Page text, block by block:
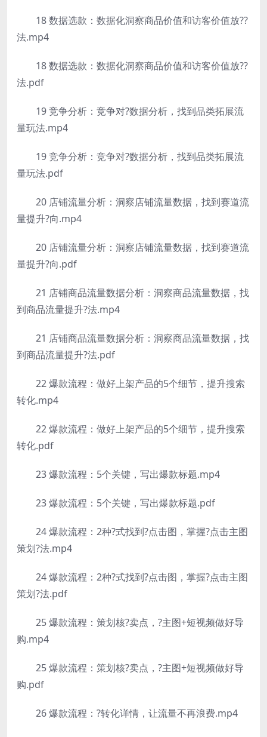
18 数据选款：数据化洞察商品价值和访客价值放??
法.mp4
18 数据选款：数据化洞察商品价值和访客价值放??
法.pdf
19 竞争分析：竞争对?数据分析，找到品类拓展流
量玩法.mp4
19 竞争分析：竞争对?数据分析，找到品类拓展流
量玩法.pdf
20 店铺流量分析：洞察店铺流量数据，找到赛道流
量提升?向.mp4
20 店铺流量分析：洞察店铺流量数据，找到赛道流
量提升?向.pdf
21 店铺商品流量数据分析：洞察商品流量数据，找
到商品流量提升?法.mp4
21 店铺商品流量数据分析：洞察商品流量数据，找
到商品流量提升?法.pdf
22 爆款流程：做好上架产品的5个细节，提升搜索
转化.mp4
22 爆款流程：做好上架产品的5个细节，提升搜索
转化.pdf
23 爆款流程：5个关键，写出爆款标题.mp4
23 爆款流程：5个关键，写出爆款标题.pdf
24 爆款流程：2种?式找到?点击图，掌握?点击主图
策划?法.mp4
24 爆款流程：2种?式找到?点击图，掌握?点击主图
策划?法.pdf
25 爆款流程：策划核?卖点，?主图+短视频做好导
购.mp4
25 爆款流程：策划核?卖点，?主图+短视频做好导
购.pdf
26 爆款流程：?转化详情，让流量不再浪费.mp4